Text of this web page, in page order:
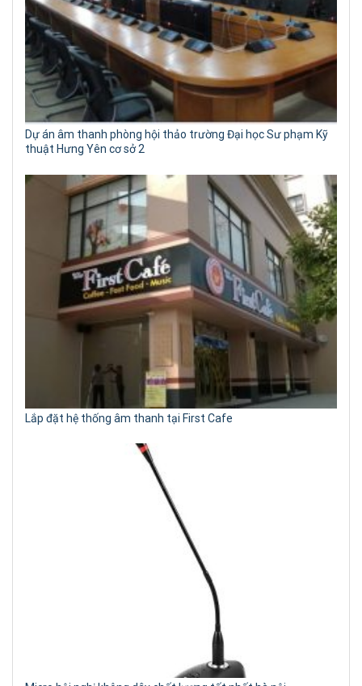
Dự án âm thanh phòng hội thảo trường Đại học Sư phạm Kỹ
thuật Hưng Yên cơ sở 2
Lắp đặt hệ thống âm thanh tại First Cafe